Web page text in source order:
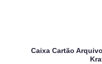
Caixa Cartão